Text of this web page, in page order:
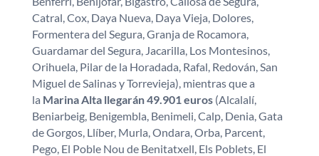
Catral, Cox, Daya Nueva, Daya Vieja, Dolores,
Formentera del Segura, Granja de Rocamora,
Guardamar del Segura, Jacarilla, Los Montesinos,
Orihuela, Pilar de la Horadada, Rafal, Redován, San
Miguel de Salinas y Torrevieja), mientras que a
la Marina Alta llegarán 49.901 euros(Alcalalí,
Beniarbeig, Benigembla, Benimeli, Calp, Denia, Gata
de Gorgos, Llíber, Murla, Ondara, Orba, Parcent,
Pego, El Poble Nou de Benitatxell, Els Poblets, El